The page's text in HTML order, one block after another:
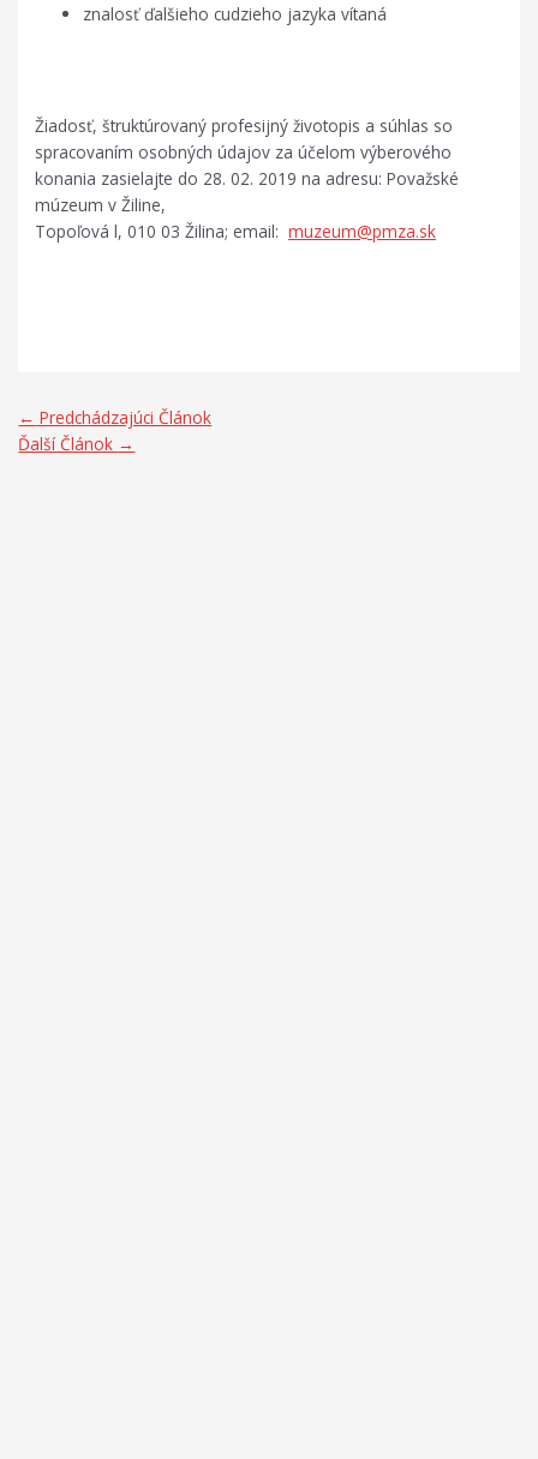
znalosť ďalšieho cudzieho jazyka vítaná
Žiadosť, štruktúrovaný profesijný životopis a súhlas so
spracovaním osobných údajov za účelom výberového
konania zasielajte do 28. 02. 2019 na adresu: Považské
múzeum v Žiline,
Topoľová l, 010 03 Žilina; email:muzeum@pmza.sk
← Predchádzajúci Článok
Ďalší Článok →